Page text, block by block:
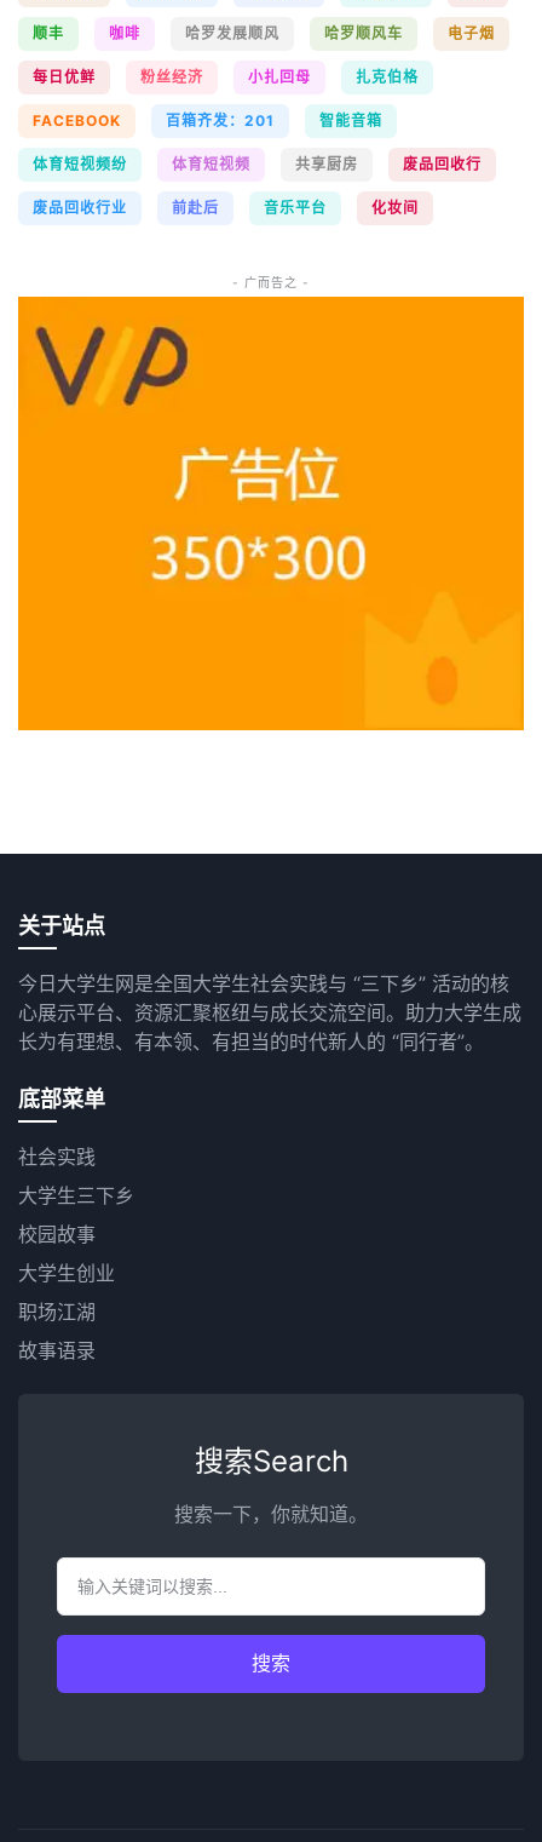
顺丰 咖啡 哈罗发展顺风 哈罗顺风车 电子烟
每日优鲜 粉丝经济 小扎回母 扎克伯格
FACEBOOK 百箱齐发：201 智能音箱
体育短视频纷 体育短视频 共享厨房 废品回收行
废品回收行业 前赴后 音乐平台 化妆间
- 广而告之 -
关于站点
今日大学生网是全国大学生社会实践与 “三下乡” 活动的核
心展示平台、资源汇聚枢纽与成长交流空间。助力大学生成
长为有理想、有本领、有担当的时代新人的 “同行者”。
底部菜单
社会实践
大学生三下乡
校园故事
大学生创业
职场江湖
故事语录
搜索Search
搜索一下，你就知道。
搜索